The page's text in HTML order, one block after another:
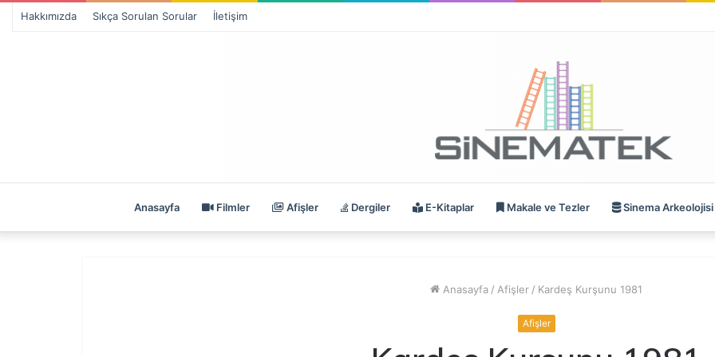
Hakkımızda Sıkça Sorulan Sorular İletişim
Anasayfa Filmler Afişler Dergiler E-Kitaplar Makale ve Tezler Sinema Arkeolojisi
Anasayfa / Afişler / Kardeş Kurşunu 1981
Afişler